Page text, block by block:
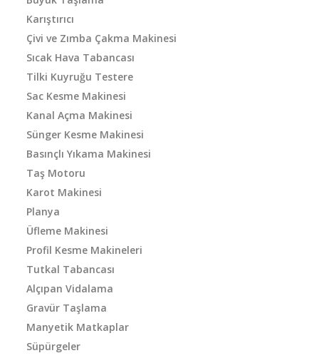
Karıştırıcı
Çivi ve Zımba Çakma Makinesi
Sıcak Hava Tabancası
Tilki Kuyruğu Testere
Sac Kesme Makinesi
Kanal Açma Makinesi
Sünger Kesme Makinesi
Basınçlı Yıkama Makinesi
Taş Motoru
Karot Makinesi
Planya
Üfleme Makinesi
Profil Kesme Makineleri
Tutkal Tabancası
Alçıpan Vidalama
Gravür Taşlama
Manyetik Matkaplar
Süpürgeler